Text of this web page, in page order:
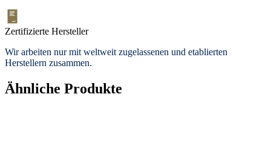
Zertifizierte Hersteller
Wir arbeiten nur mit weltweit zugelassenen und etablierten
Herstellern zusammen.
Ähnliche Produkte